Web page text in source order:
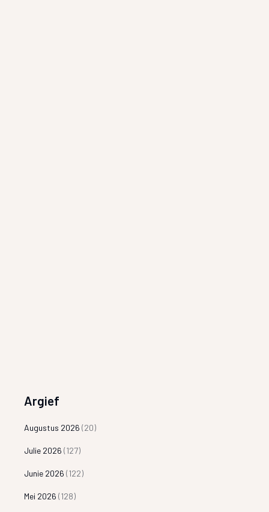
Argief
Augustus 2026 (20)
Julie 2026 (127)
Junie 2026 (122)
Mei 2026 (128)